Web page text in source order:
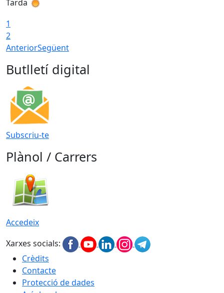
Tarda
1
2
AnteriorSegüent
Butlletí digital
Subscriu-te
Plànol / Carrers
Accedeix
Xarxes socials:
Crèdits
Contacte
Protecció de dades